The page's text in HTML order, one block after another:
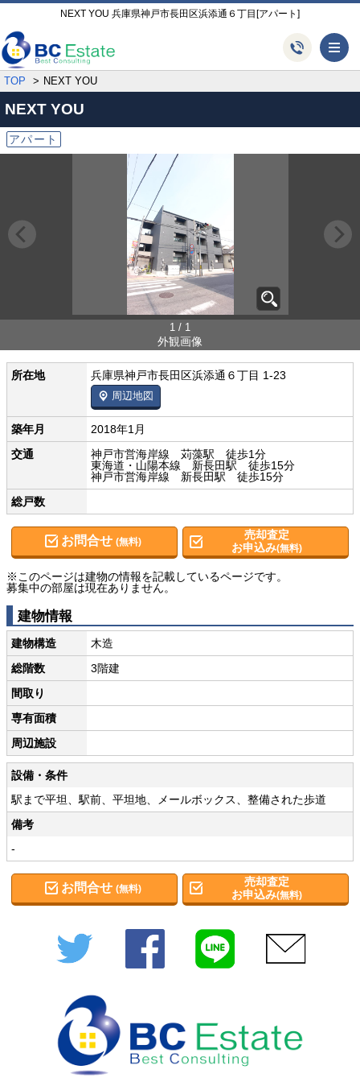
NEXT YOU 兵庫県神戸市長田区浜添通６丁目[アパート]
TOP NEXT YOU
NEXT YOU
アパート
1 / 1
外観画像
所在地 兵庫県神戸市長田区浜添通６丁目 1-23
周辺地図
築年月
2018年1月
交通
神戸市営海岸線 苅藻駅 徒歩1分
東海道・山陽本線 新長田駅 徒歩15分
神戸市営海岸線 新長田駅 徒歩15分
総戸数
お問合せ (無料)
売却査定
お申込み(無料)
※このページは建物の情報を記載しているページです。
募集中の部屋は現在ありません。
建物情報
建物構造
木造
総階数
3階建
間取り
専有面積
周辺施設
設備・条件
駅まで平坦、駅前、平坦地、メールボックス、整備された歩道
備考
-
お問合せ (無料)
売却査定
お申込み(無料)
Twitter Facebook